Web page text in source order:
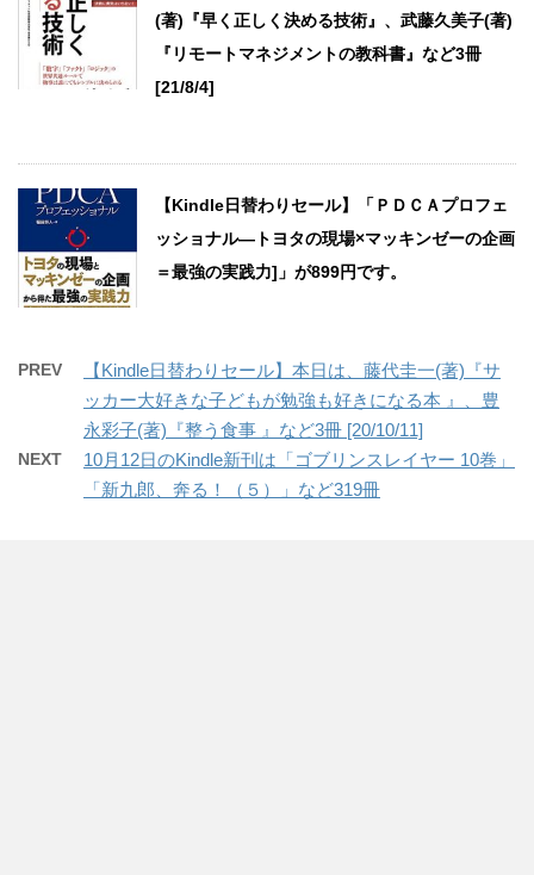
(著)『早く正しく決める技術』、武藤久美子(著)
『リモートマネジメントの教科書』など3冊
[21/8/4]
【Kindle日替わりセール】「ＰＤＣＡプロフェ
ッショナル―トヨタの現場×マッキンゼーの企画
＝最強の実践力]」が899円です。
PREV
【Kindle日替わりセール】本日は、藤代圭一(著)『サ
ッカー大好きな子どもが勉強も好きになる本 』、豊
永彩子(著)『整う食事 』など3冊 [20/10/11]
NEXT
10月12日のKindle新刊は「ゴブリンスレイヤー 10巻」
「新九郎、奔る！（５）」など319冊